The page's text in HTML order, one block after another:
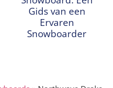
Gids van een
Ervaren
Snowboarder